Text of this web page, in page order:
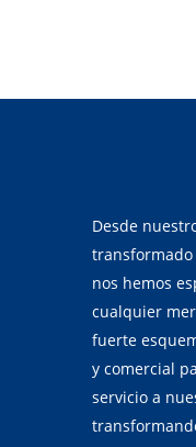
Desde
nos hemos
cualquier
fuerte
y comercial
servicio a